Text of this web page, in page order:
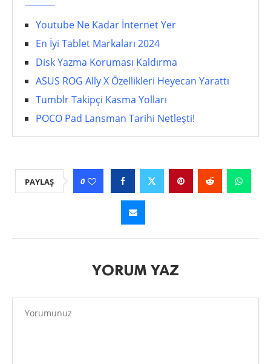
Youtube Ne Kadar İnternet Yer
En İyi Tablet Markaları 2024
Disk Yazma Koruması Kaldırma
ASUS ROG Ally X Özellikleri Heyecan Yarattı
Tumblr Takipçi Kasma Yolları
POCO Pad Lansman Tarihi Netleşti!
PAYLAŞ 0
YORUM YAZ